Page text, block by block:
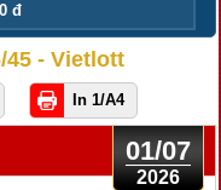
0 đ
45 - Vietlott
In 1/A4
01/07
2026